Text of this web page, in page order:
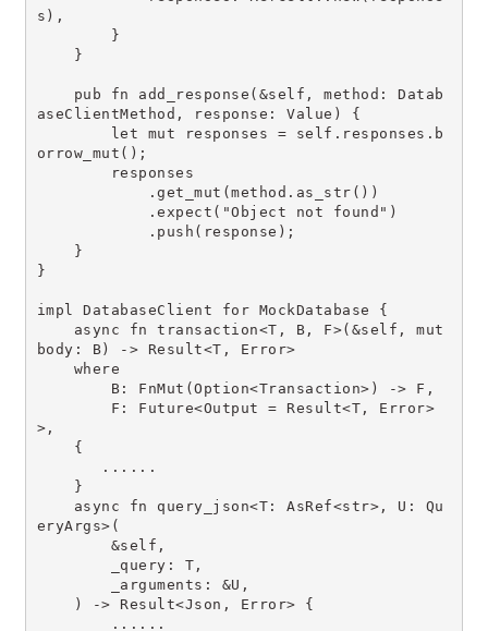
s),
}
}
pub fn add_response(&self, method: Datab
aseClientMethod, response: Value) {
let mut responses = self.responses.b
orrow_mut();
responses
.get_mut(method.as_str())
.expect("Object not found")
.push(response);
}
}
impl DatabaseClient for MockDatabase {
async fn transaction<T, B, F>(&self, mut
body: B) -> Result<T, Error>
where
B: FnMut(Option<Transaction>) -> F,
F: Future<Output = Result<T, Error>
>,
{
......
}
async fn query_json<T: AsRef<str>, U: Qu
eryArgs>(
&self,
_query: T,
_arguments: &U,
) -> Result<Json, Error> {
......